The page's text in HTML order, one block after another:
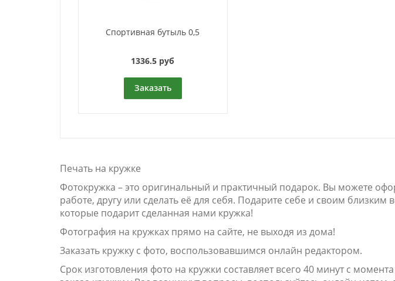
Спортивная бутыль 0,5
1336.5 руб
Заказать
Печать на кружке
Фотокружка – это оригинальный и практичный подарок. Вы можете
работе, другу или сделать её для себя. Подарите себе и своим
которые подарит сделанная нами кружка!
Фотография на кружках прямо на сайте, не выходя из дома!
Заказать кружку с фото, воспользовавшимся онлайн редактором.
Срок изготовления фото на кружки составляет всего 40 минут с